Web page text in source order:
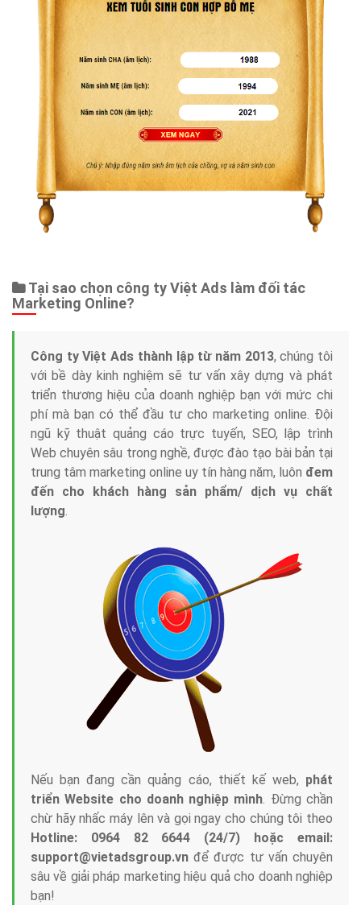
Tại sao chọn công ty Việt Ads làm đối tác
Marketing Online?
Công ty Việt Ads thành lập từ năm 2013, chúng tôi
với bề dày kinh nghiệm sẽ tư vấn xây dựng và phát
triển thương hiệu của doanh nghiệp bạn với mức chi
phí mà bạn có thể đầu tư cho marketing online. Đội
ngũ kỹ thuật quảng cáo trực tuyến, SEO, lập trình
Web chuyên sâu trong nghề, được đào tạo bài bản tại
trung tâm marketing online uy tín hàng năm, luôn đem
đến cho khách hàng sản phẩm/ dịch vụ chất
lượng.
Nếu bạn đang cần quảng cáo, thiết kế web, phát
triển Website cho doanh nghiệp mình. Đừng chần
chừ hãy nhấc máy lên và gọi ngay cho chúng tôi theo
Hotline: 0964 82 6644 (24/7) hoặc email:
support@vietadsgroup.vn để được tư vấn chuyên
sâu về giải pháp marketing hiệu quả cho doanh nghiệp
bạn!